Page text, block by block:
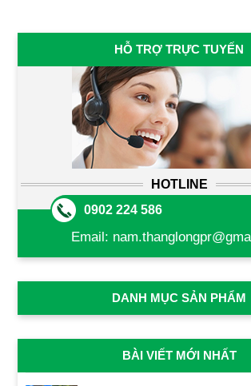
HỖ TRỢ TRỰC TUYẾN
HOTLINE
0902 224 586
Email:
DANH MỤC SẢN PHẨM
BÀI VIẾT MỚI NHẤT